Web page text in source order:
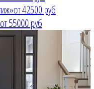
от 42500 руб
от 55000 руб